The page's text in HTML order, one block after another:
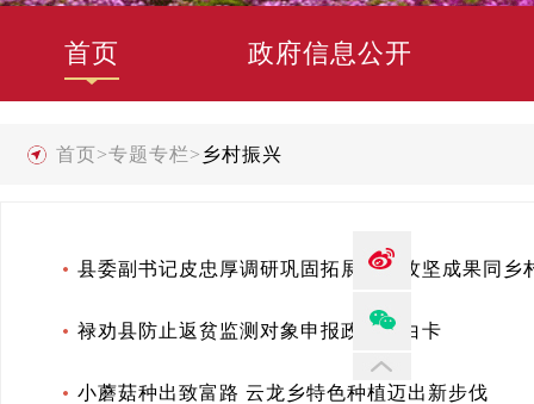
首页 政府信息公开
首页>专题专栏> 乡村振兴
县委副书记皮忠厚调研巩固拓展脱贫攻坚成果同乡
禄劝县防止返贫监测对象申报政策明白卡
小蘑菇种出致富路 云龙乡特色种植迈出新步伐